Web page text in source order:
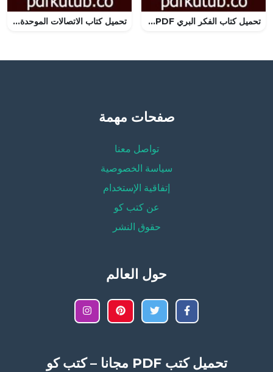
تحميل كتاب الفكر البري PDF تأليف كلود ليفي شتراوس مجانا [كامل] تحميل كتاب الاتصالات الموحدة – دورة في كتاب PDF تأليف وليد عودة مجانا [كامل]
صفحات مهمة
تواصل معنا
سياسة الخصوصية
إتفاقية الإستخدام
عن كتب كو
حقوق النشر
حول العالم
تحميل كتب PDF مجانا – كتب كو